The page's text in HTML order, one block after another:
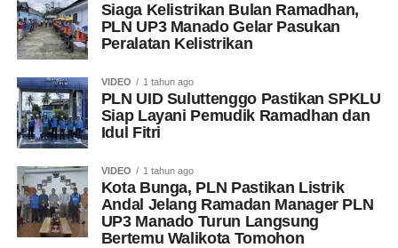
Siaga Kelistrikan Bulan Ramadhan,
PLN UP3 Manado Gelar Pasukan
Peralatan Kelistrikan
VIDEO 1 tahun ago
PLN UID Suluttenggo Pastikan SPKLU
Siap Layani Pemudik Ramadhan dan
Idul Fitri
VIDEO 1 tahun ago
Kota Bunga, PLN Pastikan Listrik
Andal Jelang Ramadan Manager PLN
UP3 Manado Turun Langsung
Bertemu Walikota Tomohon